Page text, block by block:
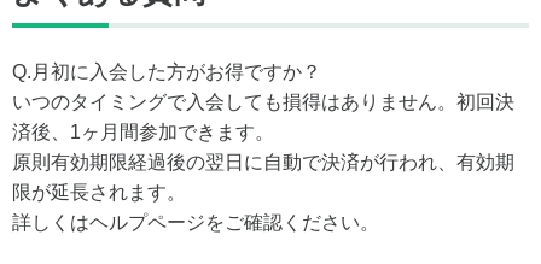
Q.月初に入会した方がお得ですか？
いつのタイミングで入会しても損得はありません。初回決
済後、1ヶ月間参加できます。
原則有効期限経過後の翌日に自動で決済が行われ、有効期
限が延長されます。
詳しくはヘルプページをご確認ください。